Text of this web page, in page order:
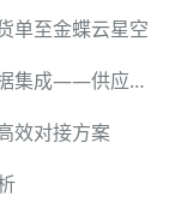
单至金蝶云星空
利用轻易云实现管易云与金蝶云星空的数据集成——供应商对接案例分析
效对接方案